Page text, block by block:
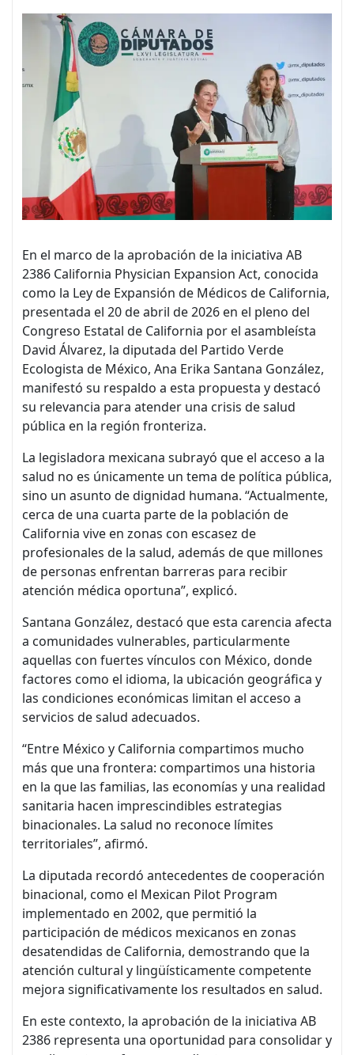
En el marco de la aprobación de la iniciativa AB
2386 California Physician Expansion Act, conocida
como la Ley de Expansión de Médicos de California,
presentada el 20 de abril de 2026 en el pleno del
Congreso Estatal de California por el asambleísta
David Álvarez, la diputada del Partido Verde
Ecologista de México, Ana Erika Santana González,
manifestó su respaldo a esta propuesta y destacó
su relevancia para atender una crisis de salud
pública en la región fronteriza.
La legisladora mexicana subrayó que el acceso a la
salud no es únicamente un tema de política pública,
sino un asunto de dignidad humana. “Actualmente,
cerca de una cuarta parte de la población de
California vive en zonas con escasez de
profesionales de la salud, además de que millones
de personas enfrentan barreras para recibir
atención médica oportuna”, explicó.
Santana González, destacó que esta carencia afecta
a comunidades vulnerables, particularmente
aquellas con fuertes vínculos con México, donde
factores como el idioma, la ubicación geográfica y
las condiciones económicas limitan el acceso a
servicios de salud adecuados.
“Entre México y California compartimos mucho
más que una frontera: compartimos una historia
en la que las familias, las economías y una realidad
sanitaria hacen imprescindibles estrategias
binacionales. La salud no reconoce límites
territoriales”, afirmó.
La diputada recordó antecedentes de cooperación
binacional, como el Mexican Pilot Program
implementado en 2002, que permitió la
participación de médicos mexicanos en zonas
desatendidas de California, demostrando que la
atención cultural y lingüísticamente competente
mejora significativamente los resultados en salud.
En este contexto, la aprobación de la iniciativa AB
2386 representa una oportunidad para consolidar y